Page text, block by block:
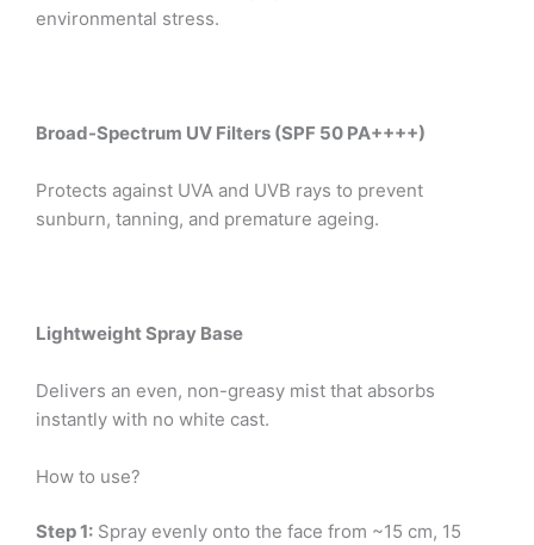
environmental stress.
Broad-Spectrum UV Filters (SPF 50 PA++++)
Protects against UVA and UVB rays to prevent
sunburn, tanning, and premature ageing.
Lightweight Spray Base
Delivers an even, non-greasy mist that absorbs
instantly with no white cast.
How to use?
Step 1: Spray evenly onto the face from ~15 cm, 15